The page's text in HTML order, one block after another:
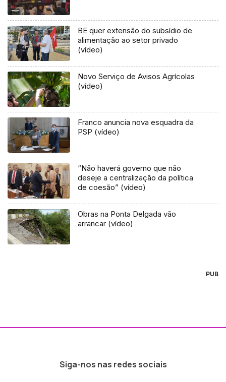
BE quer extensão do subsídio de
alimentação ao setor privado
(vídeo)
Novo Serviço de Avisos Agrícolas
(vídeo)
Franco anuncia nova esquadra da
PSP (vídeo)
“Não haverá governo que não
deseje a centralização da política
de coesão” (vídeo)
Obras na Ponta Delgada vão
arrancar (vídeo)
PUB
Siga-nos nas redes sociais